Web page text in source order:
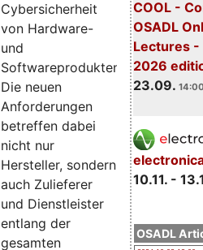
COOL -
OSADL
Lectures -
2026
23.09.
10.11. -
OSADL
Cybersicherheit
von Hardware-
und
Softwareprodukten.
Die neuen
Anforderungen
betreffen dabei
nicht nur
Hersteller, sondern
auch Zulieferer
und Dienstleister
entlang der
gesamten